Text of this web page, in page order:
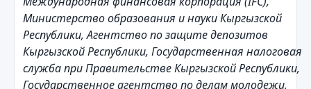
Министерство образования и науки Кыргызской
Республики, Агентство по защите депозитов
Кыргызской Республики, Государственная налоговая
служба при Правительстве Кыргызской Республики,
Государственное агентство по делам молодежи,